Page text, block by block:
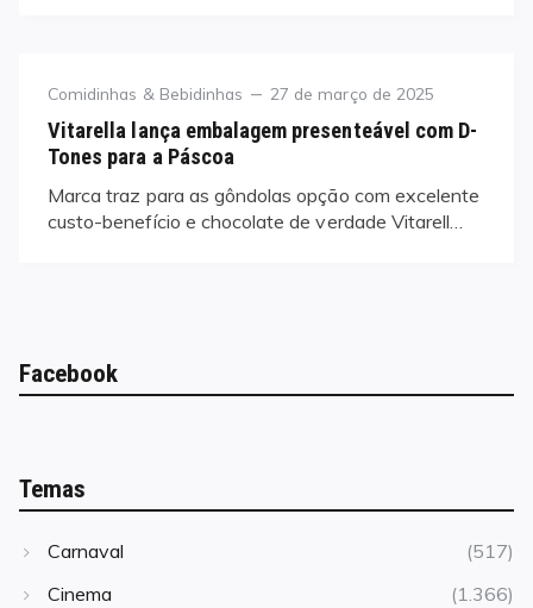
Category
Comidinhas & Bebidinhas
Posted
27 de março de 2025
Vitarella lança embalagem presenteável com D-
Tones para a Páscoa
Marca traz para as gôndolas opção com excelente
custo-benefício e chocolate de verdade Vitarell…
Facebook
Temas
Carnaval
(517)
Cinema
(1.366)